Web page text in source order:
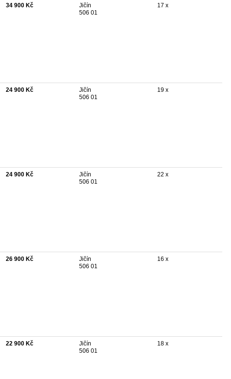
34 900 Kč
Jičín
506 01
17 x
24 900 Kč
Jičín
506 01
19 x
24 900 Kč
Jičín
506 01
22 x
26 900 Kč
Jičín
506 01
16 x
22 900 Kč
Jičín
506 01
18 x